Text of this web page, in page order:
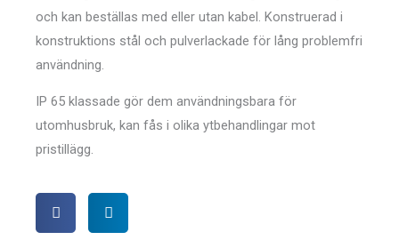
och kan beställas med eller utan kabel. Konstruerad i
konstruktions stål och pulverlackade för lång problemfri
användning.
IP 65 klassade gör dem användningsbara för
utomhusbruk, kan fås i olika ytbehandlingar mot
pristillägg.